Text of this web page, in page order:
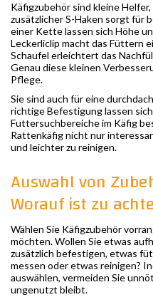
Käfigzubehör sind kleine
zusätzlicher S-Haken sorgt für
einer Kette lassen sich Höhe
Leckerliclip macht das Füttern
Schaufel erleichtert das
Genau diese kleinen
Pflege.
Sie sind auch für eine
richtige Befestigung lassen
Futtersuchbereiche im Käfig
Rattenkäfig nicht nur
und leichter zu reinigen.
Auswahl von
Worauf ist zu
Wählen Sie Käfigzubehör
möchten. Wollen Sie etwas
zusätzlich befestigen, etwas
messen oder etwas reinigen?
auswählen, vermeiden Sie
ungenutzt bleibt.